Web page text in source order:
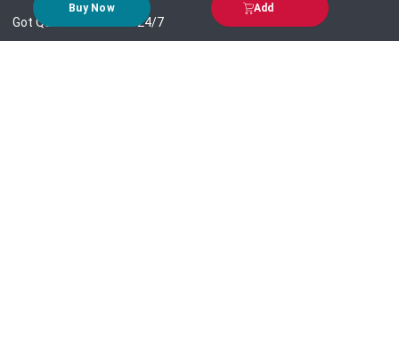
Buy Now Add
Got Question? Call us 24/7